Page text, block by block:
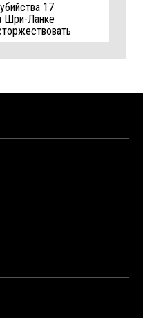
17
Шри-Ланке